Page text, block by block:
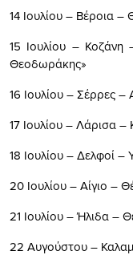
14 Ιουλίου – Βέροια
15 Ιουλίου –
Θεοδωράκης»
16 Ιουλίου – Σέρρες
17 Ιουλίου – Λάρισα
18 Ιουλίου – Δελφοί
20 Ιουλίου – Αίγιο –
21 Ιουλίου – Ήλιδα –
22 Αυγούστου –